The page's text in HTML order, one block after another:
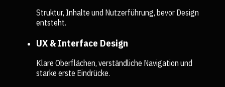
Struktur, Inhalte und Nutzerführung, bevor Design
entsteht.
UX & Interface Design
Klare Oberflächen, verständliche Navigation und
starke erste Eindrücke.